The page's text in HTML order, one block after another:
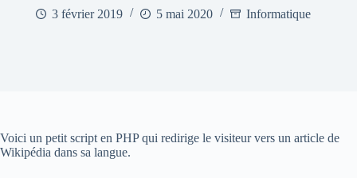
3 février 2019 5 mai 2020 Informatique
Voici un petit script en PHP qui redirige le visiteur vers un article de
Wikipédia dans sa langue.